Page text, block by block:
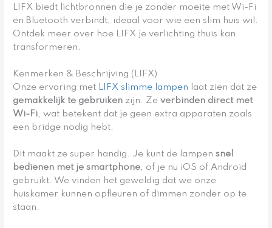
LIFX biedt lichtbronnen die je zonder moeite met Wi-Fi
en Bluetooth verbindt, ideaal voor wie een slim huis wil.
Ontdek meer over hoe LIFX je verlichting thuis kan
transformeren.
Kenmerken & Beschrijving (LIFX)
Onze ervaring met LIFX slimme lampen laat zien dat ze
gemakkelijk te gebruiken zijn. Zeverbinden direct met
Wi-Fi, wat betekent dat je geen extra apparaten zoals
een bridge nodig hebt.
Dit maakt ze super handig. Je kunt de lampensnel
bedienen met je smartphone, of je nu iOS of Android
gebruikt. We vinden het geweldig dat we onze
huiskamer kunnen opfleuren of dimmen zonder op te
staan.